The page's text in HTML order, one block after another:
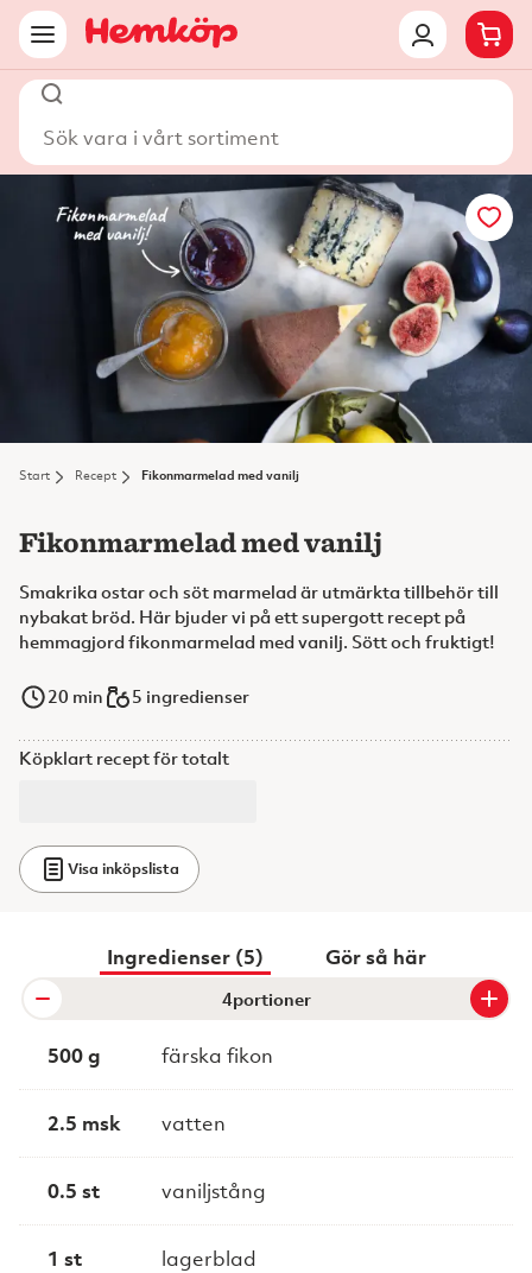
Start Recept Fikonmarmelad med vanilj
Fikonmarmelad med vanilj
Smakrika ostar och söt marmelad är utmärkta tillbehör till
nybakat bröd. Här bjuder vi på ett supergott recept på
hemmagjord fikonmarmelad med vanilj. Sött och fruktigt!
20 min 5 ingredienser
Köpklart recept för totalt
Visa inköpslista
Ingredienser (5) Gör så här
portioner
500 g färska fikon
2.5 msk vatten
0.5 st vaniljstång
1 st lagerblad